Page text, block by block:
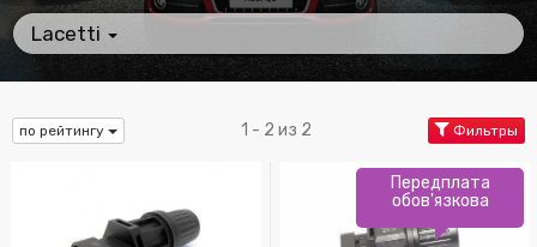
Lacetti
по рейтингу 1 - 2 из 2 Фильтры
Передплата
обов'язкова